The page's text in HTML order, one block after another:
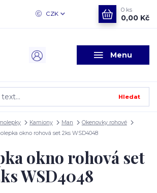
Menu
CZK
Hledat
0 ks
0,00 Kč
Kamiony Man
Okenovky rohové
okno rohová set 2ks WSD4048
okno rohová set
WSD4048